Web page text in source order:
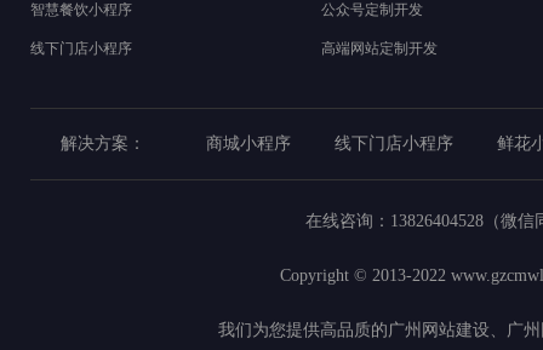
智慧餐饮小程序
线下门店小程序
公众号定制开发
高端网站定制开发
解决方案： 商城小程序 线下门店小程序 鲜花
在线咨询： 13826404528（微信
Copyright © 2013-2022
我们为您提供高品质的广州网站建设、广